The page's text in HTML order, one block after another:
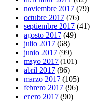
noviembre 2017 (79)
octubre 2017 (76)
septiembre 2017 (41)
agosto 2017 (49)
julio 2017 (68)
junio 2017 (99)
mayo 2017 (101)
abril 2017 (86)
marzo 2017 (105)
febrero 2017 (96)
enero 2017 (90)